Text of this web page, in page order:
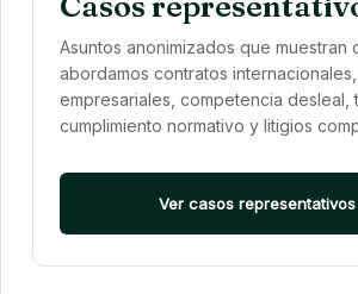
Asuntos anonimizados que muestran
abordamos contratos
empresariales, competencia desleal,
cumplimiento normativo y litigios
Ver casos